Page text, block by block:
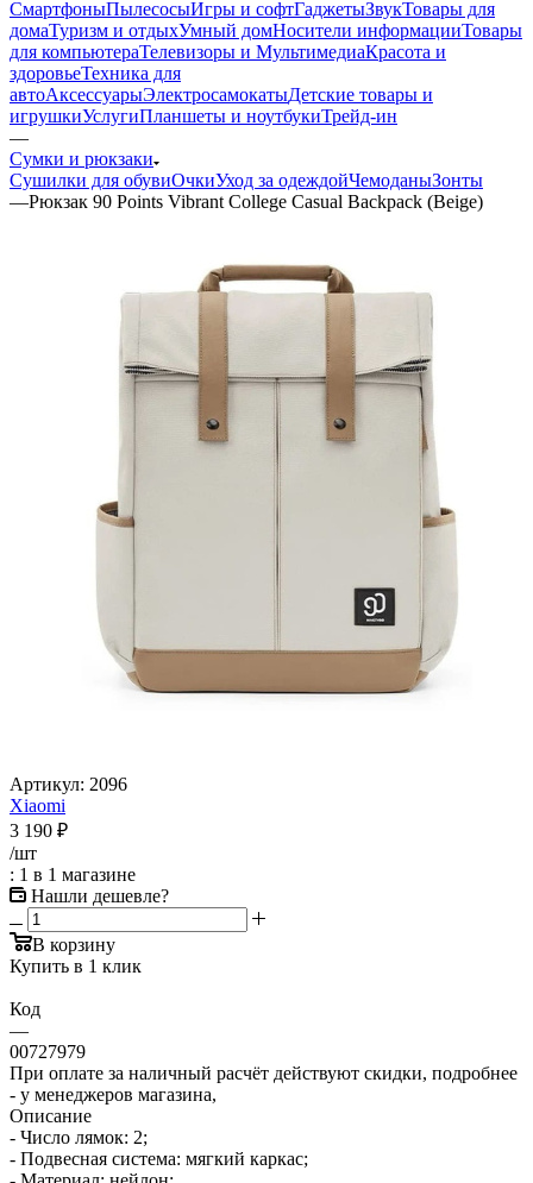
СмартфоныПылесосыИгры и софтГаджетыЗвукТовары для
домаТуризм и отдыхУмный домНосители информацииТовары
для компьютераТелевизоры и МультимедиаКрасота и
здоровьеТехника для
автоАксессуарыЭлектросамокатыДетские товары и
игрушкиУслугиПланшеты и ноутбукиТрейд-ин
—
Сумки и рюкзаки
Сушилки для обувиОчкиУход за одеждойЧемоданыЗонты
—Рюкзак 90 Points Vibrant College Casual Backpack (Beige)
Артикул: 2096
Xiaomi
3 190 ₽
/шт
: 1 в 1 магазине
Нашли дешевле?
В корзину
Купить в 1 клик
Код
—
00727979
При оплате за наличный расчёт действуют скидки, подробнее
- у менеджеров магазина,
Описание
- Число лямок: 2;
- Подвесная система: мягкий каркас;